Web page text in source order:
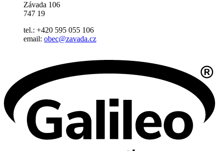
Závada 106
747 19
tel.: +420 595 055 106
email: obec@zavada.cz